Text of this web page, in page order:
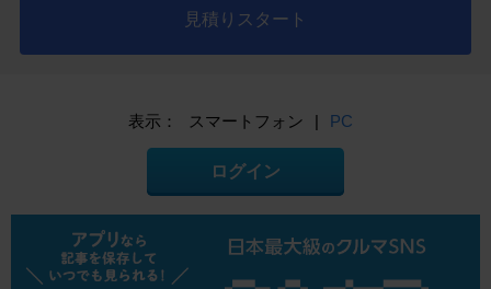
見積りスタート
表示： スマートフォン | PC
ログイン